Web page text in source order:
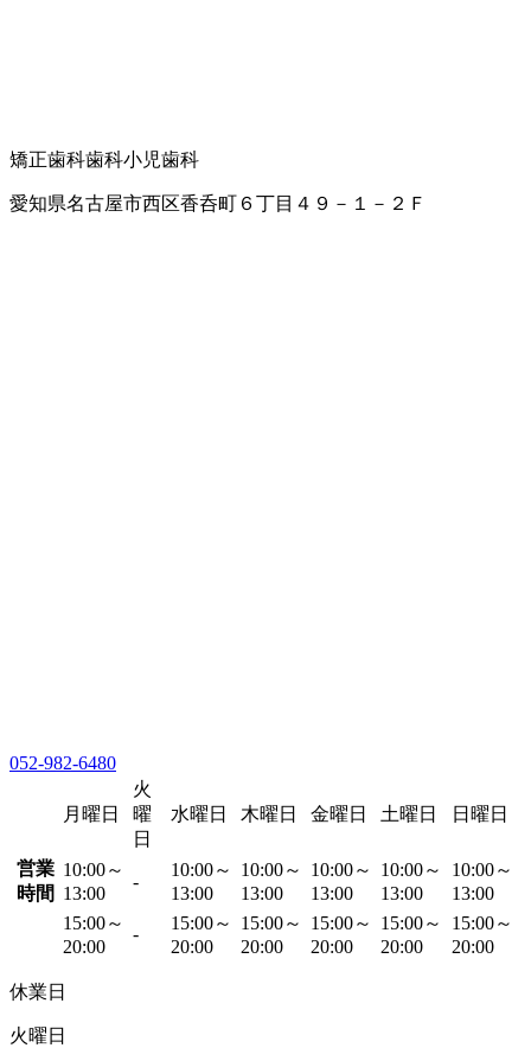
矯正歯科歯科小児歯科
愛知県名古屋市西区香呑町６丁目４９－１－２Ｆ
052-982-6480
月曜日
火
曜
日
水曜日 木曜日 金曜日 土曜日 日曜日
営業
時間
10:00～
13:00
-
10:00～
13:00
10:00～
13:00
10:00～
13:00
10:00～
13:00
10:00～
13:00
15:00～
20:00
-
15:00～
20:00
15:00～
20:00
15:00～
20:00
15:00～
20:00
15:00～
20:00
休業日
火曜日